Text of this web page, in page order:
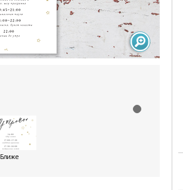
Ближе